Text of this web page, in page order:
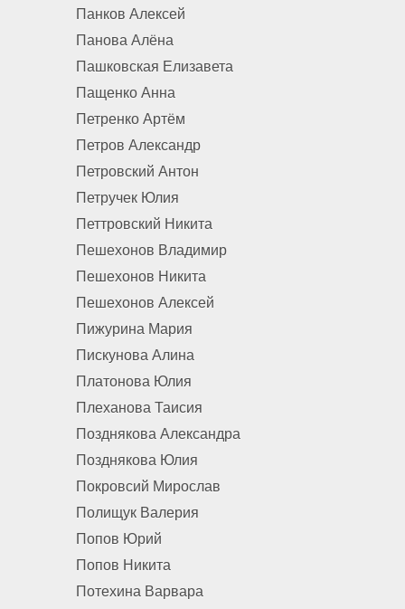
Панков Алексей
Панова Алёна
Пашковская Елизавета
Пащенко Анна
Петренко Артём
Петров Александр
Петровский Антон
Петручек Юлия
Петтровский Никита
Пешехонов Владимир
Пешехонов Никита
Пешехонов Алексей
Пижурина Мария
Пискунова Алина
Платонова Юлия
Плеханова Таисия
Позднякова Александра
Позднякова Юлия
Покровсий Мирослав
Полищук Валерия
Попов Юрий
Попов Никита
Потехина Варвара